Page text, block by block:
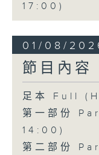
17:00)
01/08/
節目內容
足本 Full
第一部份
14:00)
第二部份